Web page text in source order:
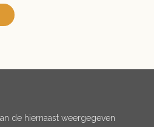
de hiernaast weergegeven